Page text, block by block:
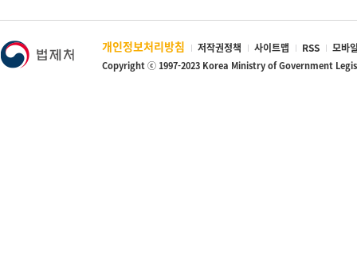
개인정보처리방침 저작권정책 사이트맵 RSS 모바
Copyright ⓒ 1997-2023 Korea Ministry of Government